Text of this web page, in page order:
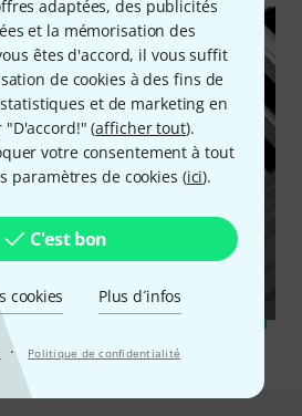
adaptées, des publicités
et la mémorisation des
êtes d'accord, il vous suffit
de cookies à des fins de
et de marketing en
(afficher tout).
votre consentement à tout
paramètres de cookies (ici).
C'est bon
cookies Plus d´infos
· Politique de confidentialité